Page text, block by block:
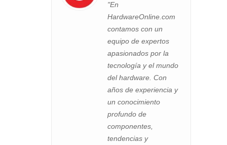
"En
HardwareOnline.com
contamos con un
equipo de expertos
apasionados por la
tecnología y el mundo
del hardware. Con
años de experiencia y
un conocimiento
profundo de
componentes,
tendencias y